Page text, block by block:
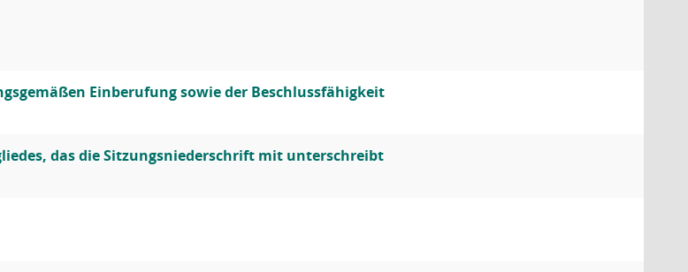
Einberufung sowie der Beschlussfähigkeit
das die Sitzungsniederschrift mit unterschreibt